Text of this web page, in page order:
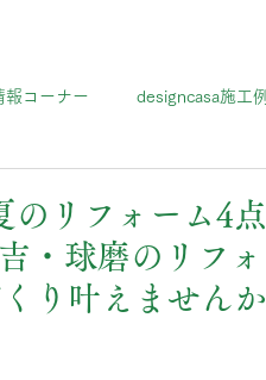
報コーナー designcasa施工例
リフォーム4
・球磨のリフ
り叶えませんか